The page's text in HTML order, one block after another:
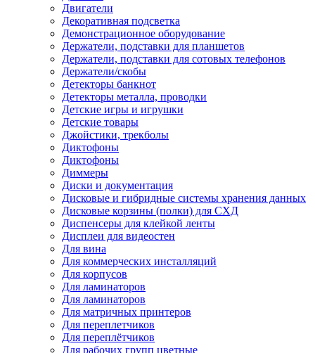
Двигатели
Декоративная подсветка
Демонстрационное оборудование
Держатели, подставки для планшетов
Держатели, подставки для сотовых телефонов
Держатели/скобы
Детекторы банкнот
Детекторы металла, проводки
Детские игры и игрушки
Детские товары
Джойстики, трекболы
Диктофоны
Диктофоны
Диммеры
Диски и документация
Дисковые и гибридные системы хранения данных
Дисковые корзины (полки) для СХД
Диспенсеры для клейкой ленты
Дисплеи для видеостен
Для вина
Для коммерческих инсталляций
Для корпусов
Для ламинаторов
Для ламинаторов
Для матричных принтеров
Для переплетчиков
Для переплётчиков
Для рабочих групп цветные